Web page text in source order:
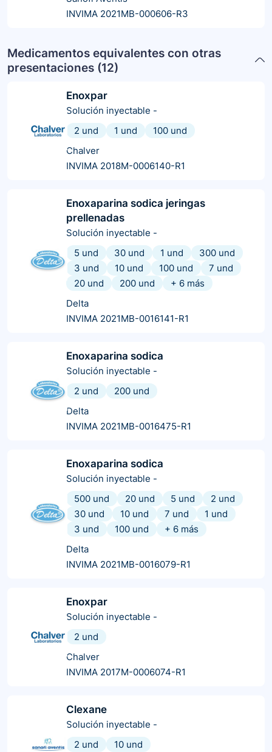
INVIMA 2021MB-000606-R3
Medicamentos equivalentes con otras
presentaciones (12)
Enoxpar
Solución inyectable -
2 und
1 und
100 und
Chalver
INVIMA 2018M-0006140-R1
Enoxaparina sodica jeringas
prellenadas
Solución inyectable -
5 und
30 und 1 und
300 und
3 und
10 und 100 und
7 und
20 und
200 und + 6 más
Delta
INVIMA 2021MB-0016141-R1
Enoxaparina sodica
Solución inyectable -
2 und
200 und
Delta
INVIMA 2021MB-0016475-R1
Enoxaparina sodica
Solución inyectable -
500 und
20 und 5 und
2 und
30 und
10 und 7 und
1 und
3 und
100 und + 6 más
Delta
INVIMA 2021MB-0016079-R1
Enoxpar
Solución inyectable -
2 und
Chalver
INVIMA 2017M-0006074-R1
Clexane
Solución inyectable -
2 und
10 und